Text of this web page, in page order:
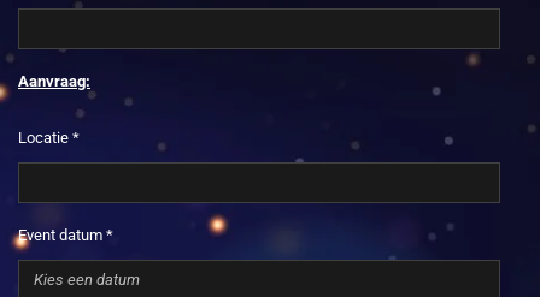
Aanvraag:
Locatie *
Event datum *